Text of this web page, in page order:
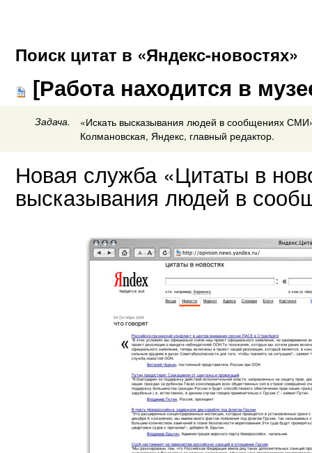
Поиск цитат в «Яндекс-новостях»
[Работа находится в
Задача.
«Искать высказывания людей в сообщениях
Колмановская, Яндекс, главный редактор.
Новая служба «Цитаты в
высказывания людей в